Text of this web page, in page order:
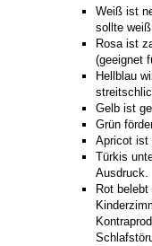
Weiß ist
sollte
Rosa ist
(geeignet
Hellblau
Gelb ist
Grün
Apricot ist
Türkis
Ausdruck.
Rot